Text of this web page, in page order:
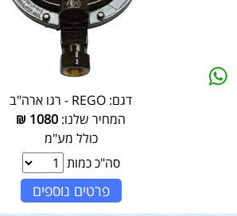
דגם: REGO - רגו ארה"ב
המחיר שלנו: 1080
₪
כולל מע"מ
סה"כ כמות
פרטים נוספים